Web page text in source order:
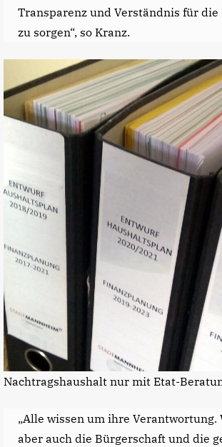
Transparenz und Verständnis für die
zu sorgen“, so Kranz.
Nachtragshaushalt nur mit Etat-
„Alle wissen um ihre Verantwortung.
aber auch die Bürgerschaft und die